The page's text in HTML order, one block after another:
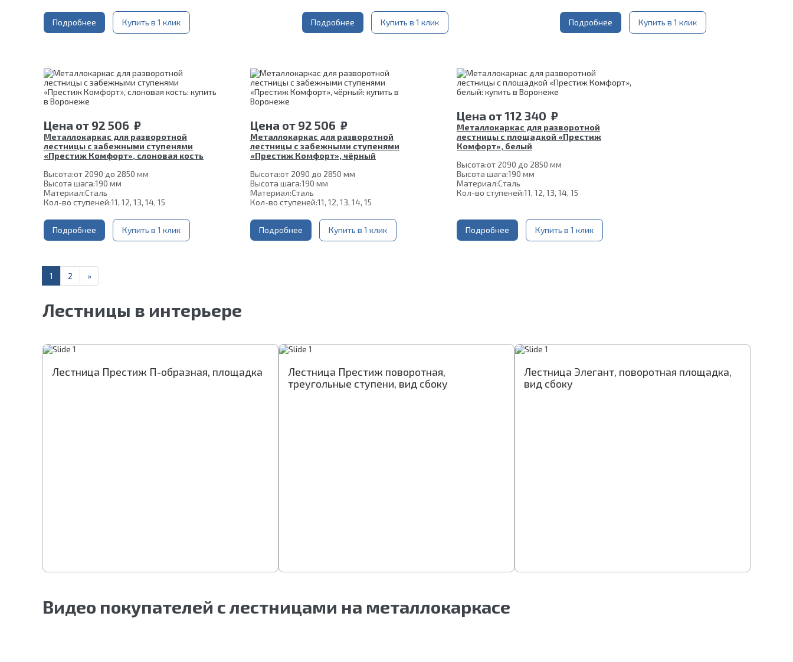
Подробнее Купить в 1 клик Подробнее Купить в 1 клик Подробнее Купить в 1 клик
Цена от 92 506 ₽
Металлокаркас для разворотной
лестницы с забежными ступенями
«Престиж Комфорт», слоновая кость
Высота:от 2090 до 2850 мм
Высота шага:190 мм
Материал:Сталь
Кол-во ступеней:11, 12, 13, 14, 15
Подробнее Купить в 1 клик
Цена от 92 506 ₽
Металлокаркас для разворотной
лестницы с забежными ступенями
«Престиж Комфорт», чёрный
Высота:от 2090 до 2850 мм
Высота шага:190 мм
Материал:Сталь
Кол-во ступеней:11, 12, 13, 14, 15
Подробнее Купить в 1 клик
Цена от112 340 ₽
Металлокаркас для разворотной
лестницы с площадкой «Престиж
Комфорт», белый
Высота:от 2090 до 2850 мм
Высота шага:190 мм
Материал:Сталь
Кол-во ступеней:11, 12, 13, 14, 15
Подробнее Купить в 1 клик
1 2 »
Лестницы в интерьере
Лестница Престиж П-образная, площадка Лестница Престиж П-образная, вид сверху
Лестница Престиж П-образная, вид
спереди
Лестница Престиж поворотная,
треугольные ступени, вид сбоку
Лестница Престиж поворотная,
треугольные ступени, вид сверху
Лестница Элегант, поворотная площадка,
вид сбоку
Видео покупателей с лестницами на металлокаркасе